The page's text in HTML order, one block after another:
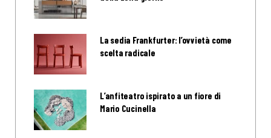
La sedia Frankfurter: l’ovvietà come
scelta radicale
L’anfiteatro ispirato a un fiore di
Mario Cucinella